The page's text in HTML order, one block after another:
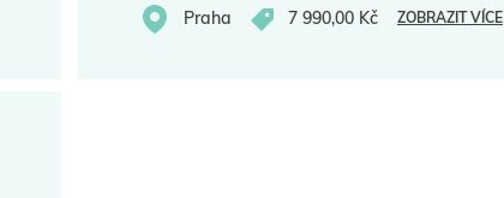
Praha 7 990,00 Kč ZOBRAZIT VÍCE